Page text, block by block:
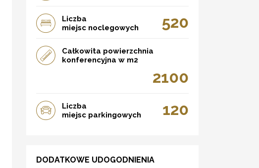
Liczba
miejsc noclegowych
520
Całkowita powierzchnia
konferencyjna w m2
2100
Liczba
miejsc parkingowych
120
DODATKOWE UDOGODNIENIA